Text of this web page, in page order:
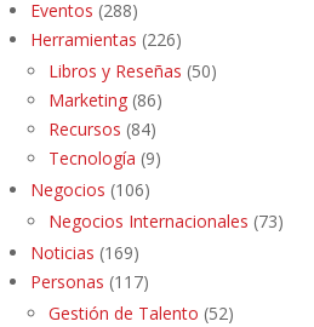
Eventos (288)
Herramientas (226)
Libros y Reseñas (50)
Marketing (86)
Recursos (84)
Tecnología (9)
Negocios (106)
Negocios Internacionales (73)
Noticias (169)
Personas (117)
Gestión de Talento (52)